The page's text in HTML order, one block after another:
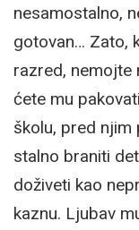
nesamostalno,
gotovan… Zato,
razred, nemojte
ćete mu
školu, pred njim
stalno braniti
doživeti kao
kaznu. Ljubav